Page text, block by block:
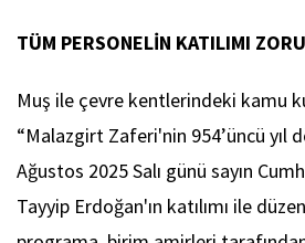
TÜM PERSONELİN KATILIMI
Muş ile çevre kentlerindeki kamu
“Malazgirt Zaferi'nin 954’üncü yıl
Ağustos 2025 Salı günü sayın
Tayyip Erdoğan'ın katılımı ile